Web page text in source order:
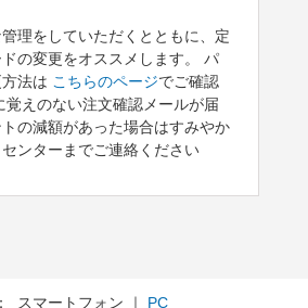
理をしていただくとともに、定
の変更をオススメします。 パ
法は こちらのページでご確認
覚えのない注文確認メールが届
の減額があった場合はすみやか
ンターまでご連絡ください
スマートフォン ｜ PC